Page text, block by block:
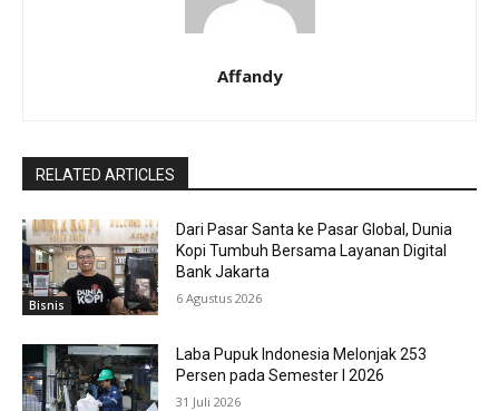
Affandy
RELATED ARTICLES
Bisnis
Dari Pasar Santa ke Pasar Global, Dunia
Kopi Tumbuh Bersama Layanan Digital
Bank Jakarta
6 Agustus 2026
Laba Pupuk Indonesia Melonjak 253
Persen pada Semester I 2026
31 Juli 2026